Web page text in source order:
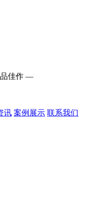
佳作 —
讯 案例展示 联系我们